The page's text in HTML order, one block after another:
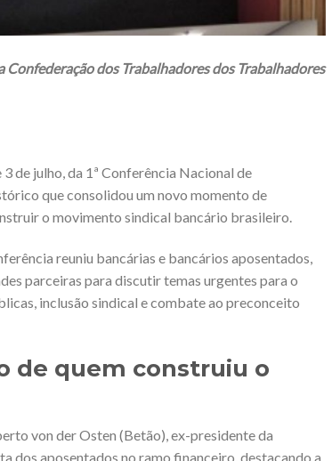
dos Trabalhadores dos Trabalhadores
de julho, da 1ª Conferência Nacional de
que consolidou um novo momento de
o movimento sindical bancário brasileiro.
reuniu bancárias e bancários aposentados,
parceiras para discutir temas urgentes para o
inclusão sindical e combate ao preconceito
de quem construiu o
von der Osten (Betão), ex-presidente da
dos aposentados no ramo financeiro, destacando a